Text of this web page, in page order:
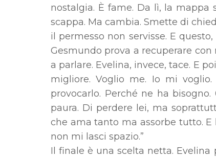
nostalgia. È fame. Da lì, la mappa
scappa. Ma cambia. Smette di
il permesso non servisse. E
Gesmundo prova a recuperare con
a parlare. Evelina, invece, tace. E
migliore. Voglio me. Io mi
provocarlo. Perché ne ha
paura. Di perdere lei, ma
che ama tanto ma assorbe tutto.
non mi lasci spazio.”
Il finale è una scelta netta. Evelina